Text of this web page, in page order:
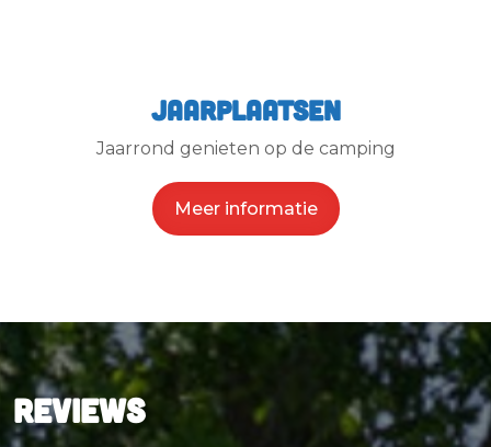
Jaarplaatsen
Jaarrond genieten op de camping
Meer informatie
Reviews